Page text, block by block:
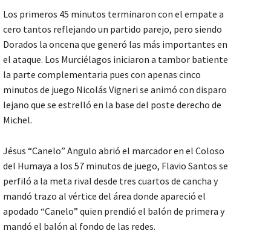
Los primeros 45 minutos terminaron con el empate a
cero tantos reflejando un partido parejo, pero siendo
Dorados la oncena que generó las más importantes en
el ataque. Los Murciélagos iniciaron a tambor batiente
la parte complementaria pues con apenas cinco
minutos de juego Nicolás Vigneri se animó con disparo
lejano que se estrelló en la base del poste derecho de
Michel.
Jésus “Canelo” Angulo abrió el marcador en el Coloso
del Humaya a los 57 minutos de juego, Flavio Santos se
perfiló a la meta rival desde tres cuartos de cancha y
mandó trazo al vértice del área donde apareció el
apodado “Canelo” quien prendió el balón de primera y
mandó el balón al fondo de las redes.